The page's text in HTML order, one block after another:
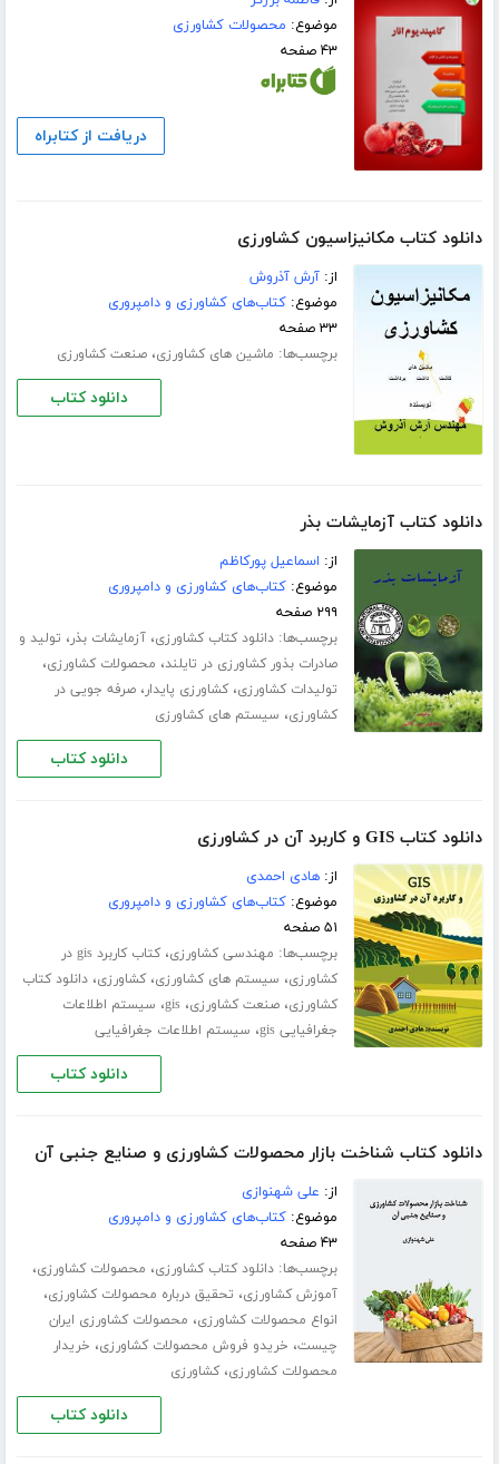
موضوع: محصولات کشاورزی
۴۳ صفحه
دریافت از کتابراه
دانلود کتاب مکانیزاسیون کشاورزی
از:آرش آذروش
موضوع:کتاب‌های کشاورزی و دامپروری
۳۳ صفحه
برچسب‌ها: ماشین های کشاورزی،صنعت کشاورزی
دانلود کتاب
دانلود کتاب آزمایشات بذر
از: اسماعیل پورکاظم
موضوع:کتاب‌های کشاورزی و دامپروری
۲۹۹ صفحه
برچسب‌ها:دانلود کتاب کشاورزی،آزمایشات بذر، تولید و
صادرات بذور کشاورزی در تایلند، محصولات کشاورزی،
تولیدات کشاورزی،کشاورزی پایدار،صرفه جویی در
کشاورزی، سیستم های کشاورزی
دانلود کتاب
دانلود کتاب GIS و کاربرد آن در کشاورزی
از:هادی احمدی
موضوع:کتاب‌های کشاورزی و دامپروری
۵۱ صفحه
برچسب‌ها: مهندسی کشاورزی،
کتاب کاربرد gis در
کشاورزی، سیستم های کشاورزی،کشاورزی،دانلود کتاب
کشاورزی،صنعت کشاورزی،gis، سیستم اطلاعات
جغرافیایی gis
، سیستم اطلاعات جغرافیایی
دانلود کتاب
دانلود کتاب شناخت بازار محصولات کشاورزی و صنایع جنبی آن
از: علی شهنوازی
موضوع:کتاب‌های کشاورزی و دامپروری
۴۳ صفحه
برچسب‌ها:دانلود کتاب کشاورزی، محصولات کشاورزی،
آموزش کشاورزی، تحقیق درباره محصولات کشاورزی،
انواع محصولات کشاورزی، محصولات کشاورزی ایران
چیست، خریدو فروش محصولات کشاورزی، خریدار
محصولات کشاورزی،کشاورزی
دانلود کتاب